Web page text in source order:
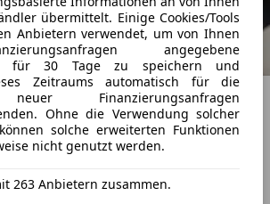
übermittelt. Einige Cookies/Tools
Anbietern verwendet, um von Ihnen
angegebene
für 30 Tage zu speichern und
Zeitraums automatisch für die
Finanzierungsanfragen
Ohne die Verwendung solcher
solche erweiterten Funktionen
nicht genutzt werden.
263 Anbietern zusammen.
zeigt sich der Innenraum des
Materialqualität wird oft kritisiert.
Günstig ist keines der drei Premium-
Basis-Q6 mit Heckantrieb. BMW